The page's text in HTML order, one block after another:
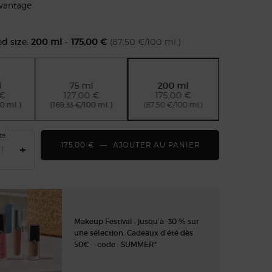
size: 200 ml- 175,00 € (87,50 €/100 ml.)
ml.)
4 Selected
75 ml
127,00 €
(169,33 €/100 ml.)
, 3 of 4 Selected
200 ml
175,00 €
(87,50 €/100 ml.)
, 4 of 4
+ 175,00 € ― AJOUTER AU PANIER
Makeup Festival : jusqu’à -30 % sur
une sélection. Cadeaux d’été dès
50€ — code : SUMMER*